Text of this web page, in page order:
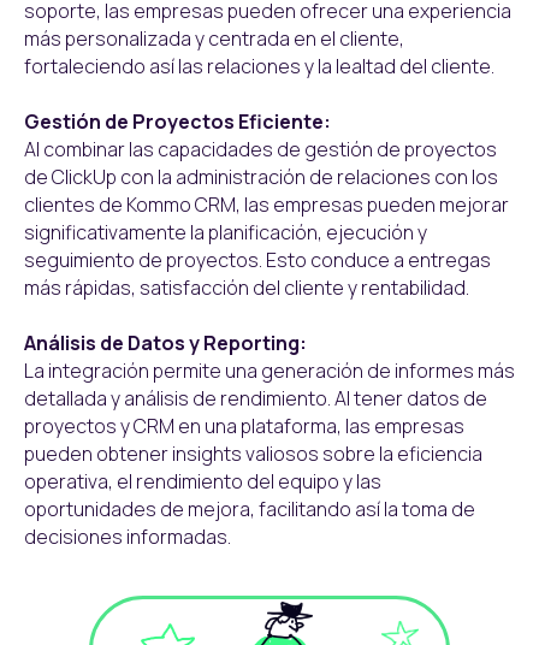
soporte, las empresas pueden ofrecer una experiencia
más personalizada y centrada en el cliente,
fortaleciendo así las relaciones y la lealtad del cliente.
Gestión de Proyectos Eficiente:
Al combinar las capacidades de gestión de proyectos
de ClickUp con la administración de relaciones con los
clientes de Kommo CRM, las empresas pueden mejorar
significativamente la planificación, ejecución y
seguimiento de proyectos. Esto conduce a entregas
más rápidas, satisfacción del cliente y rentabilidad.
Análisis de Datos y Reporting:
La integración permite una generación de informes más
detallada y análisis de rendimiento. Al tener datos de
proyectos y CRM en una plataforma, las empresas
pueden obtener insights valiosos sobre la eficiencia
operativa, el rendimiento del equipo y las
oportunidades de mejora, facilitando así la toma de
decisiones informadas.